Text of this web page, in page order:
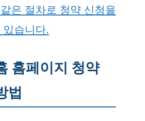
은 절차로 청약 신청을
있습니다.
홈페이지 청약
법